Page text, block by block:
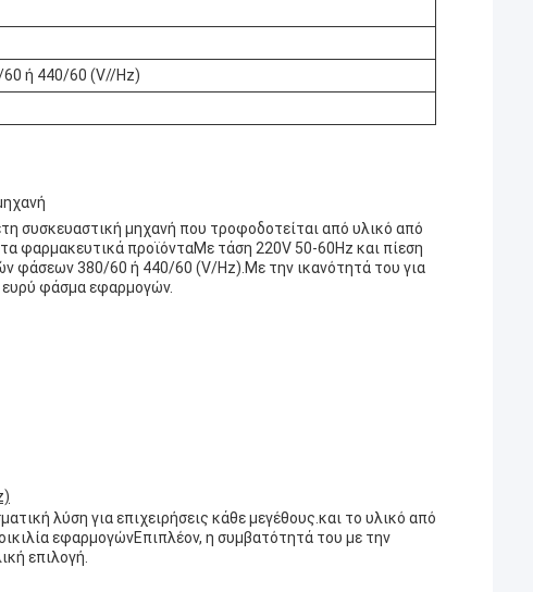
60 ή 440/60 (V//Hz)
συσκευαστική μηχανή που τροφοδοτείται από υλικό από
φαρμακευτικά προϊόνταΜε τάση 220V 50-60Hz και πίεση
φάσεων 380/60 ή 440/60 (V/Hz).Με την ικανότητά του για
ευρύ φάσμα εφαρμογών.
λύση για επιχειρήσεις κάθε μεγέθους.και το υλικό από
εφαρμογώνΕπιπλέον, η συμβατότητά του με την
επιλογή.